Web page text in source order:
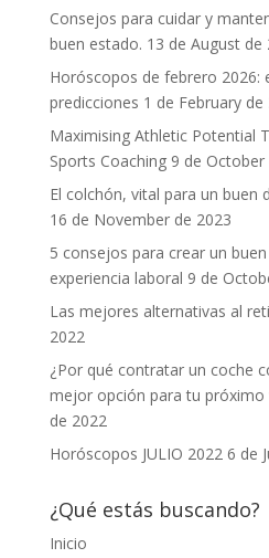
Consejos para cuidar y
buen estado. 13 de August de
Horóscopos de febrero 2026:
predicciones 1 de February de
Maximising Athletic Potential
Sports Coaching 9 de October
El colchón, vital para un buen
16 de November de 2023
5 consejos para crear un
experiencia laboral 9 de
Las mejores alternativas al
2022
¿Por qué contratar un coche
mejor opción para tu próximo
de 2022
Horóscopos JULIO 2022 6 de
¿Qué estás buscando?
Inicio